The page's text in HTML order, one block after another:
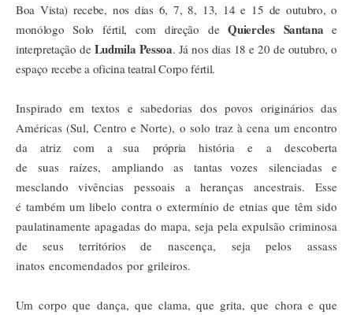
Boa Vista) recebe, nos dias 6, 7, 8, 13, 14 e 15 de outubro, o
monólogo Solo fértil, com direção deQuiercles Santana e
interpretação de Ludmila Pessoa. Já nos dias 18 e 20 de outubro, o
espaço recebe a oficina teatral Corpo fértil.
Inspirado em textos e sabedorias dos povos originários das
Américas (Sul, Centro e Norte), o solo traz à cena um encontro
da atriz com a
sua própriahistória e a
descoberta
de
suas raízes, ampliando as tantas vozes
silenciadas e
mesclando vivências
pessoais a heranças ancestrais.
Esse
é também um libelo contra o extermínio de etnias que têm sido
paulatinamente apagadas do mapa, seja pela expulsão criminosa
de seus territórios de
nascença, seja pelos
assass
inatos encomendados por grileiros.
Um corpo que dança, que clama, que grita, que chora e que